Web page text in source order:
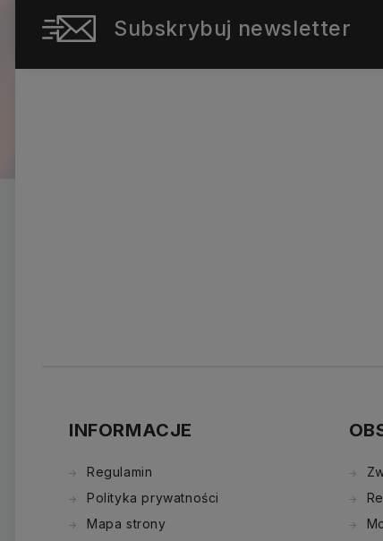
Subskrybuj newsletter
INFORMACJE
Regulamin
Polityka prywatności
Mapa strony